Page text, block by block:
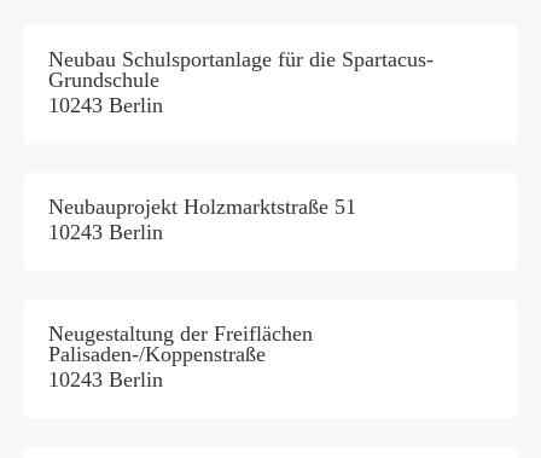
Neubau Schulsportanlage für die Spartacus-
Grundschule
10243 Berlin
Neubauprojekt Holzmarktstraße 51
10243 Berlin
Neugestaltung der Freiflächen
Palisaden-/Koppenstraße
10243 Berlin